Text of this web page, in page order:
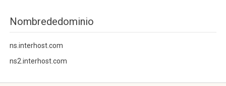
Nombrededominio
ns.interhost.com
ns2.interhost.com